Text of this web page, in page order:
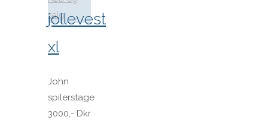
salg
jollevest
xl
John
spilerstage
3000,- Dkr